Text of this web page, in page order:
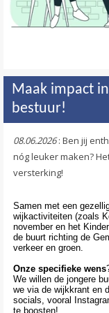
Maak impact
bestuur!
08.06.2026: Ben jij
nóg leuker maken?
versterking!
Samen met een
wijkactiviteiten (zoals
november en het
de buurt richting de
verkeer en groen.
Onze specifieke wens
We willen de jongere
we via de wijkkrant en
socials, vooral
te boosten!